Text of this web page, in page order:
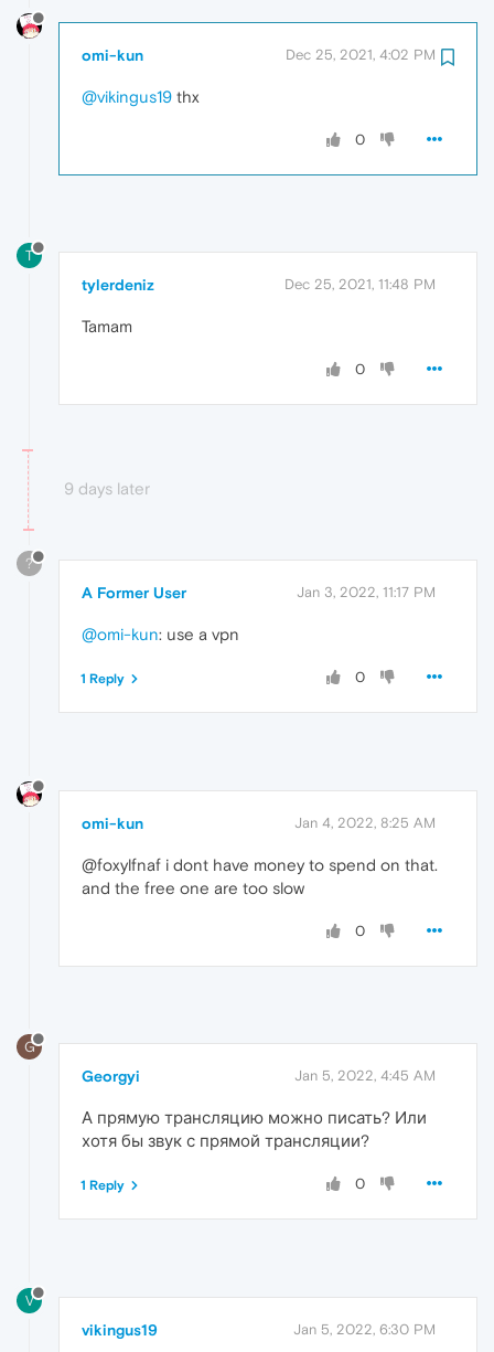
omi-kun Dec 25, 2021, 4:02 PM
@vikingus19 thx
0
T
tylerdeniz Dec 25, 2021, 11:48 PM
Tamam
0
9 days later
?
A Former User Jan 3, 2022, 11:17 PM
@omi-kun: use a vpn
0
1 Reply
omi-kun Jan 4, 2022, 8:25 AM
@foxylfnaf i dont have money to spend on that.
and the free one are too slow
0
G
Georgyi Jan 5, 2022, 4:45 AM
А прямую трансляцию можно писать? Или
хотя бы звук с прямой трансляции?
0
1 Reply
V
vikingus19 Jan 5, 2022, 6:30 PM